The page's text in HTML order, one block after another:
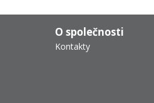
O společnosti
Kontakty